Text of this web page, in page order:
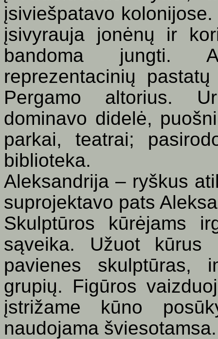
įsiviešpatavo
įsivyrauja jonėnų ir
bandoma jungti.
reprezentacinių
Pergamo altorius.
dominavo didelė,
parkai, teatrai;
biblioteka.
Aleksandrija – ryškus
suprojektavo pats
Skulptūros kūrėjams
sąveika. Užuot kūrus
pavienes skulptūras,
grupių. Figūros
įstrižame kūno
naudojama šviesotamsa.